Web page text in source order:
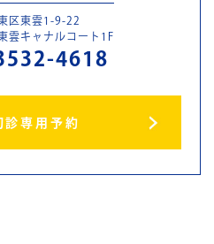
区東雲1-9-22
雲キャナルコート1F
4618
診専用予約